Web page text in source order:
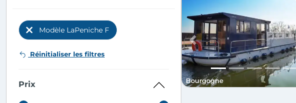
Modèle LaPeniche F
Réinitialiser les filtres
Prix Bourgogne
Previous